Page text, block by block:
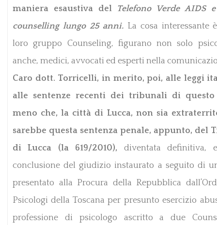
maniera esaustiva del Telefono Verde AIDS
counselling lungo 25 anni. La cosa interessante
loro gruppo Counseling, figurano non solo
anche, medici, avvocati ed esperti nella
Caro dott. Torricelli, in merito, poi, alle leggi
alle sentenze recenti dei tribunali di questo
meno che, la città di Lucca, non sia
sarebbe questa sentenza penale, appunto, del
di Lucca (la 619/2010), diventata definitiva,
conclusione del giudizio instaurato a seguito di
presentato alla Procura della Repubblica
Psicologi della Toscana per presunto esercizio
professione di psicologo ascritto a due